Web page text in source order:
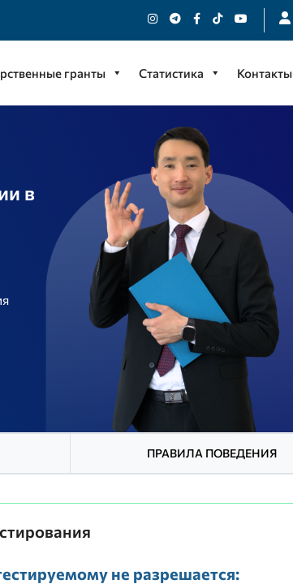
гранты Статистика Контакты
в
ПРАВИЛА ПОВЕДЕНИЯ
не разрешается: